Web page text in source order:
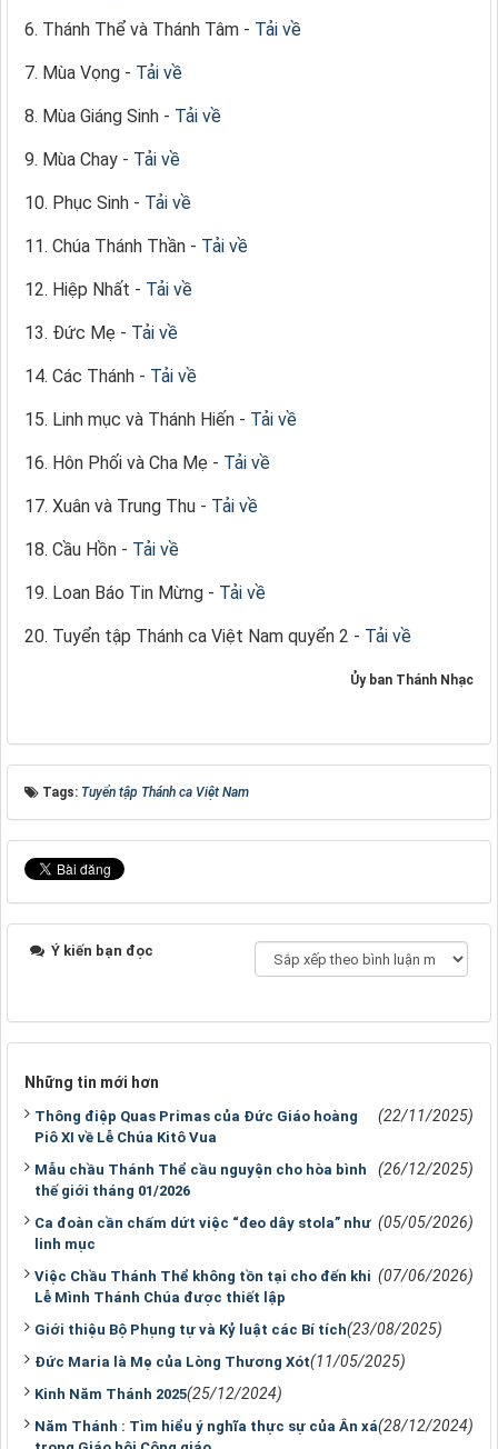
6. Thánh Thể và Thánh Tâm - Tải về
7. Mùa Vọng - Tải về
8. Mùa Giáng Sinh - Tải về
9. Mùa Chay - Tải về
10. Phục Sinh - Tải về
11. Chúa Thánh Thần - Tải về
12. Hiệp Nhất - Tải về
13. Đức Mẹ - Tải về
14. Các Thánh - Tải về
15. Linh mục và Thánh Hiến - Tải về
16. Hôn Phối và Cha Mẹ - Tải về
17. Xuân và Trung Thu - Tải về
18. Cầu Hồn - Tải về
19. Loan Báo Tin Mừng - Tải về
20. Tuyển tập Thánh ca Việt Nam quyển 2 - Tải về
Ủy ban Thánh Nhạc
Tags: Tuyển tập Thánh ca Việt Nam
Ý kiến bạn đọc
Những tin mới hơn
Thông điệp Quas Primas của Đức Giáo hoàng
Piô XI về Lễ Chúa Kitô Vua
(22/11/2025)
Mẫu chầu Thánh Thể cầu nguyện cho hòa bình
thế giới tháng 01/2026
(26/12/2025)
Ca đoàn cần chấm dứt việc “đeo dây stola” như
linh mục
(05/05/2026)
Việc Chầu Thánh Thể không tồn tại cho đến khi
Lễ Mình Thánh Chúa được thiết lập
(07/06/2026)
Giới thiệu Bộ Phụng tự và Kỷ luật các Bí tích(23/08/2025)
Đức Maria là Mẹ của Lòng Thương Xót(11/05/2025)
Kinh Năm Thánh 2025(25/12/2024)
Năm Thánh : Tìm hiểu ý nghĩa thực sự của Ân xá(28/12/2024)